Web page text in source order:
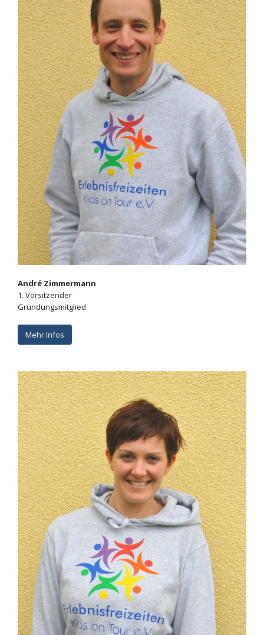
André Zimmermann
1. Vorsitzender
Gründungsmitglied
Mehr Infos